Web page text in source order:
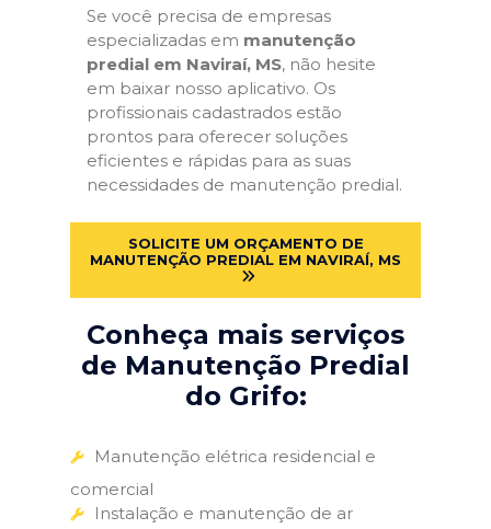
Se você precisa de empresas
especializadas em manutenção
predial em Naviraí, MS, não hesite
em baixar nosso aplicativo. Os
profissionais cadastrados estão
prontos para oferecer soluções
eficientes e rápidas para as suas
necessidades de manutenção predial.
SOLICITE UM ORÇAMENTO DE
MANUTENÇÃO PREDIAL EM NAVIRAÍ, MS
Conheça mais serviços
de Manutenção Predial
do Grifo:
Manutenção elétrica residencial e
comercial
Instalação e manutenção de ar